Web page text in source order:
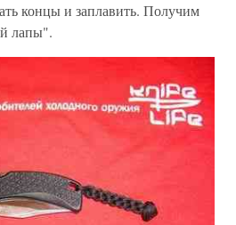
концы и заплавить. Получим
лапы".